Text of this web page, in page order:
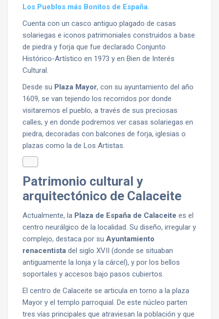
Los Pueblos más Bonitos de España.
Cuenta con un casco antiguo plagado de casas
solariegas e iconos patrimoniales construidos a base
de piedra y forja que fue declarado Conjunto
Histórico-Artístico en 1973 y en Bien de Interés
Cultural.
Desde su Plaza Mayor, con su ayuntamiento del año
1609, se van tejiendo los recorridos por donde
visitaremos el pueblo, a través de sus preciosas
calles, y en donde podremos ver casas solariegas en
piedra, decoradas con balcones de forja, iglesias o
plazas como la de Los Artistas.
Patrimonio cultural y
arquitectónico de Calaceite
Actualmente, la Plaza de España de Calaceite es el
centro neurálgico de la localidad. Su diseño, irregular y
complejo, destaca por su Ayuntamiento
renacentista del siglo XVII (donde se situaban
antiguamente la lonja y la cárcel), y por los bellos
soportales y accesos bajo pasos cubiertos.
El centro de Calaceite se articula en torno a la plaza
Mayor y el templo parroquial. De este núcleo parten
tres vías principales que atraviesan la población y que